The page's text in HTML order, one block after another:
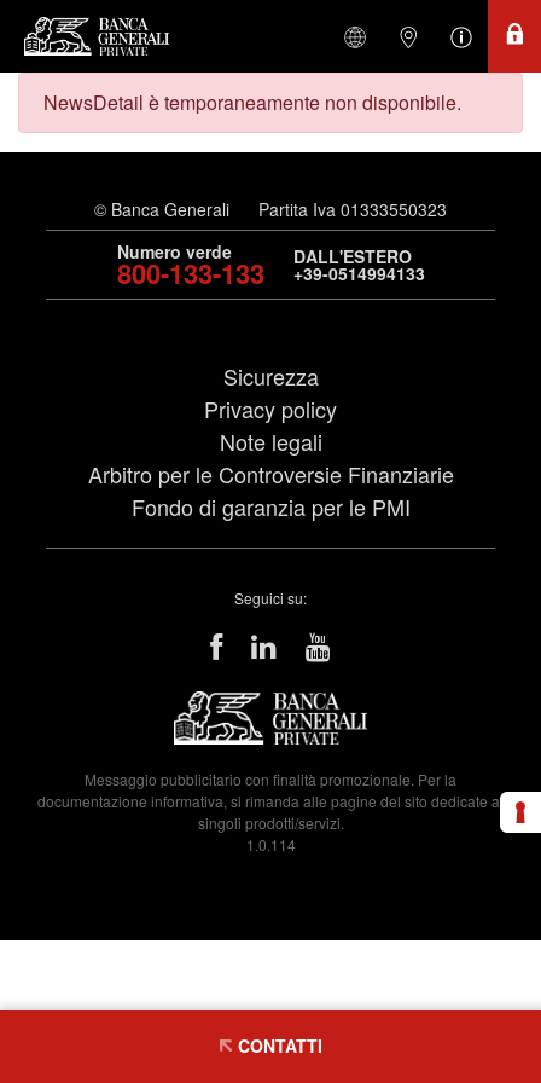
NewsDetail è temporaneamente non disponibile.
© Banca Generali
Partita Iva 01333550323
Numero verde
800-133-133 DALL'ESTERO
+39-0514994133
Sicurezza
Privacy policy
Note legali
Arbitro per le Controversie Finanziarie
Fondo di garanzia per le PMI
Seguici su:
Messaggio pubblicitario con finalità promozionale. Per la
documentazione informativa, si rimanda alle pagine del sito dedicate ai
singoli prodotti/servizi.
1.0.114
CONTATTI